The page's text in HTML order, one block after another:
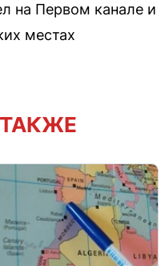
на Первом канале и
местах